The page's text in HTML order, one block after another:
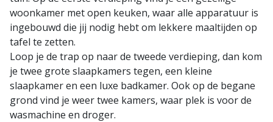
woonkamer met open keuken, waar alle apparatuur is
ingebouwd die jij nodig hebt om lekkere maaltijden op
tafel te zetten.
Loop je de trap op naar de tweede verdieping, dan kom
je twee grote slaapkamers tegen, een kleine
slaapkamer en een luxe badkamer. Ook op de begane
grond vind je weer twee kamers, waar plek is voor de
wasmachine en droger.